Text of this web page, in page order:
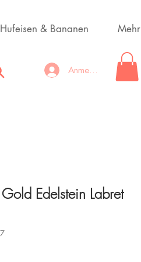
Hufeisen & Bananen Mehr
Anmelden
Edelstein Labret